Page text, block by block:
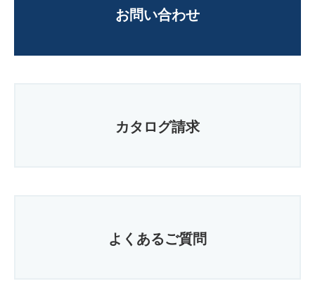
お問い合わせ
カタログ請求
よくあるご質問